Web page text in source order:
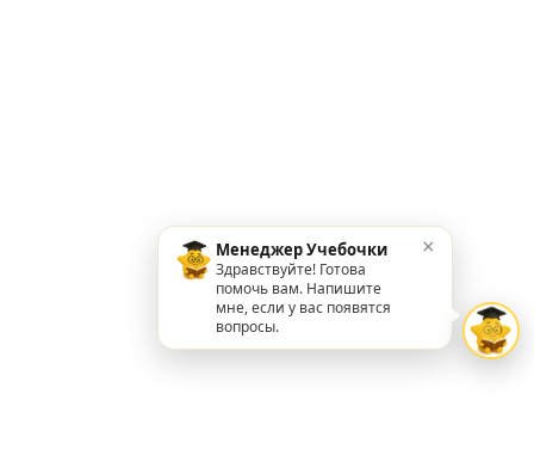
Менеджер Учебочки
Здравствуйте! Готова
помочь вам. Напишите
мне, если у вас появятся
вопросы.
×